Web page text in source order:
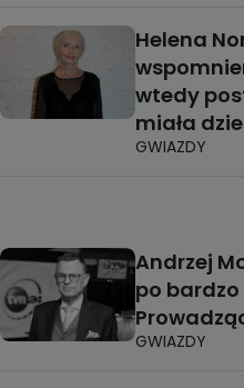
Helena
wtedy
miała
GWIAZDY
Andrzej
po
GWIAZDY